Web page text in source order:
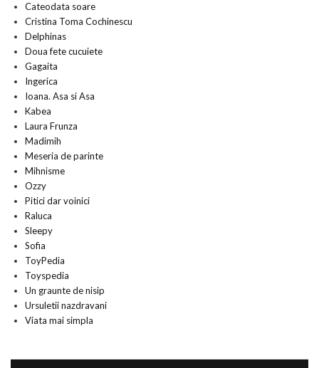
Cateodata soare
Cristina Toma Cochinescu
Delphinas
Doua fete cucuiete
Gagaita
Ingerica
Ioana. Asa si Asa
Kabea
Laura Frunza
Madimih
Meseria de parinte
Mihnisme
Ozzy
Pitici dar voinici
Raluca
Sleepy
Sofia
ToyPedia
Toyspedia
Un graunte de nisip
Ursuletii nazdravani
Viata mai simpla